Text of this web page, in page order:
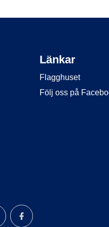
Länkar
Flagghuset
Följ oss på